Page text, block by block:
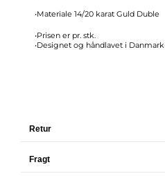
•Materiale 14/20 karat Guld Duble
•Prisen er pr. stk.
•Designet og håndlavet i Danmark
Retur
Fragt